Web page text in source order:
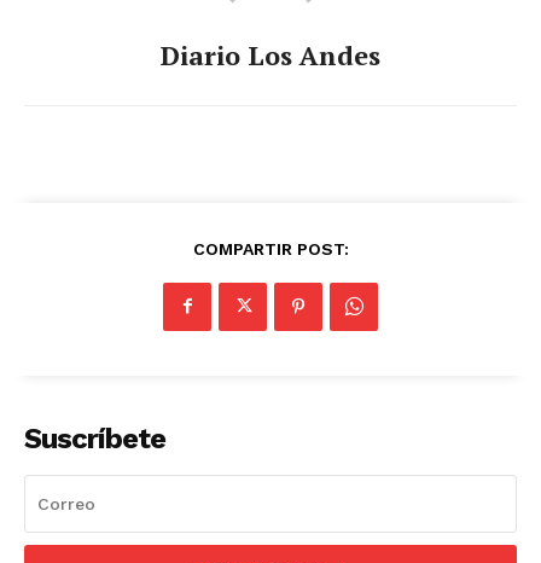
Diario Los Andes
COMPARTIR POST:
Suscríbete